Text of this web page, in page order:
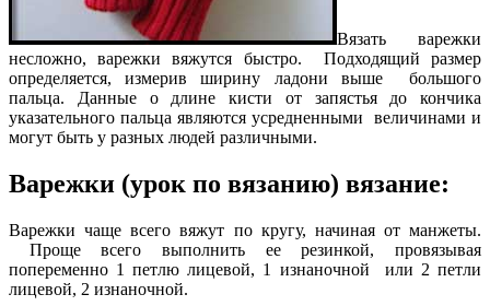
Вязать варежки
несложно, варежки вяжутся быстро. Подходящий размер
определяется, измерив ширину ладони выше большого
пальца. Данные о длине кисти от запястья до кончика
указательного пальца являются усредненными величинами и
могут быть у разных людей различными.
Варежки (урок по вязанию) вязание:
Варежки чаще всего вяжут по кругу, начиная от манжеты.
Проще всего выполнить ее резинкой, провязывая
попеременно 1 петлю лицевой, 1
изнаночной или 2 петли
лицевой, 2 изнаночной.